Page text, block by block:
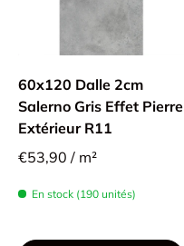
60x120 Dalle 2cm
Salerno Gris Effet Pierre
Extérieur R11
€53,90 / m²
En stock (190 unités)